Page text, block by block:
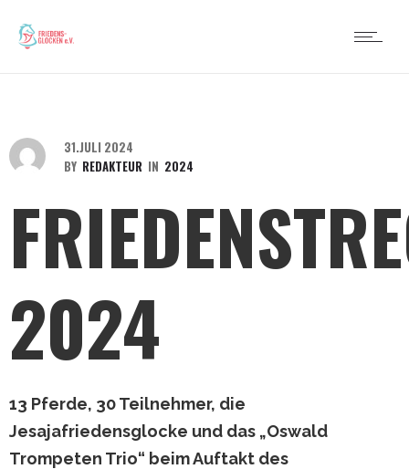
31.JULI 2024
BY REDAKTEUR IN 2024
2024
13 Pferde, 30 Teilnehmer, die
Jesajafriedensglocke und das „Oswald
Trompeten Trio“ beim Auftakt des